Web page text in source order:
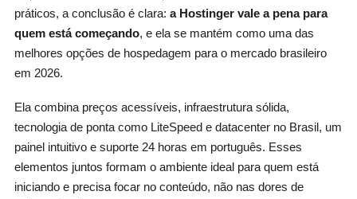
práticos, a conclusão é clara: a Hostinger vale a pena para
quem está começando, e ela se mantém como uma das
melhores opções de hospedagem para o mercado brasileiro
em 2026.
Ela combina preços acessíveis, infraestrutura sólida,
tecnologia de ponta como LiteSpeed e datacenter no Brasil, um
painel intuitivo e suporte 24 horas em português. Esses
elementos juntos formam o ambiente ideal para quem está
iniciando e precisa focar no conteúdo, não nas dores de